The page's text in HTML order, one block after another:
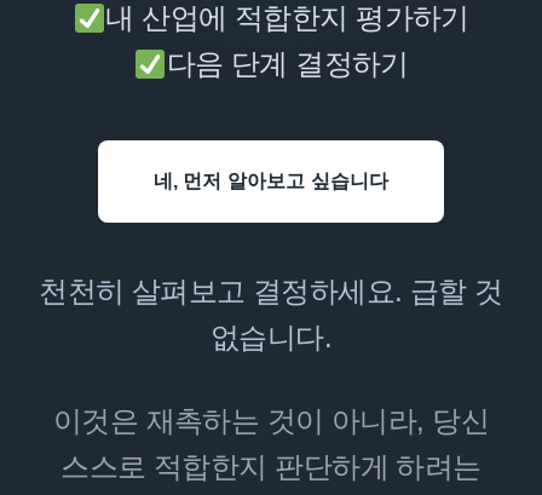
내 산업에 적합한지 평가하기
다음 단계 결정하기
네, 먼저 알아보고 싶습니다
천천히 살펴보고 결정하세요. 급할 것
없습니다.
이것은 재촉하는 것이 아니라, 당신
스스로 적합한지 판단하게 하려는